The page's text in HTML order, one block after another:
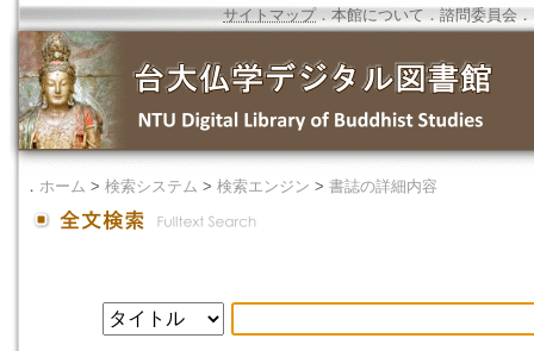
サイトマップ．本館について ． 諮問委員会 ．
． ホーム > 検索システム > 検索エンジン > 書誌の詳細内容